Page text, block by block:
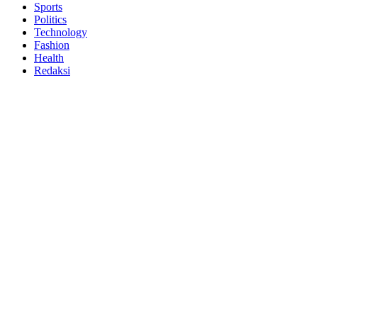
Sports
Politics
Technology
Fashion
Health
Redaksi